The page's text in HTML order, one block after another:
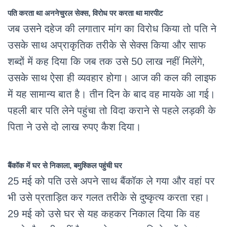
पति करता था अननेचुरल सेक्स, विरोध पर करता था मारपीट
जब उसने दहेज की लगातार मांग का विरोध किया तो पति ने
उसके साथ अप्राकृतिक तरीके से सेक्स किया और साफ
शब्दों में कह दिया कि जब तक उसे 50 लाख नहीं मिलेंगे,
उसके साथ ऐसा ही व्यवहार होगा। आज की कल की लाइफ
में यह सामान्य बात है। तीन दिन के बाद वह मायके आ गई।
पहली बार पति लेने पहुंचा तो विदा कराने से पहले लड़की के
पिता ने उसे दो लाख रुपए कैश दिया।
बैंकॉक में घर से निकाला, बमुश्किल पहुंची घर
25 मई को पति उसे अपने साथ बैंकॉक ले गया और वहां पर
भी उसे प्रताड़ित कर गलत तरीके से दुष्कृत्य करता रहा।
29 मई को उसे घर से यह कहकर निकाल दिया कि वह